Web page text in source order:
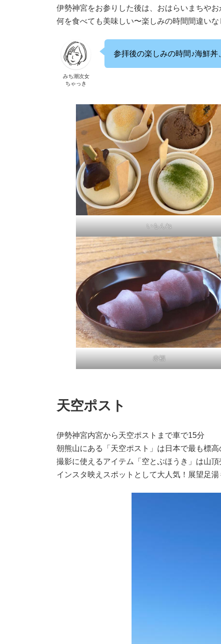
伊勢神宮をお参りした後は、おはらいまちやお
何を食べても美味しい〜楽しみの時間間違い
みち潮次女
ちゃっき
参拝後の楽しみの時間♪海鮮
いもんね
赤福
天空ポスト
伊勢神宮内宮から天空ポストまで車で15分
朝熊山にある「天空ポスト」は日本で最も標
撮影に使えるアイテム「空とぶほうき」は山
インスタ映えスポットとして大人気！展望足